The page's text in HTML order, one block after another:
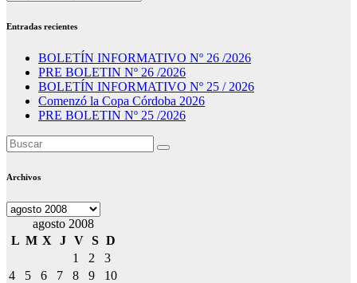
Entradas recientes
BOLETÍN INFORMATIVO Nº 26 /2026
PRE BOLETIN Nº 26 /2026
BOLETÍN INFORMATIVO Nº 25 / 2026
Comenzó la Copa Córdoba 2026
PRE BOLETIN Nº 25 /2026
Archivos
Archivos
agosto 2008
L M X J V S D
1
2
3
4
5 6 7 8 9
10